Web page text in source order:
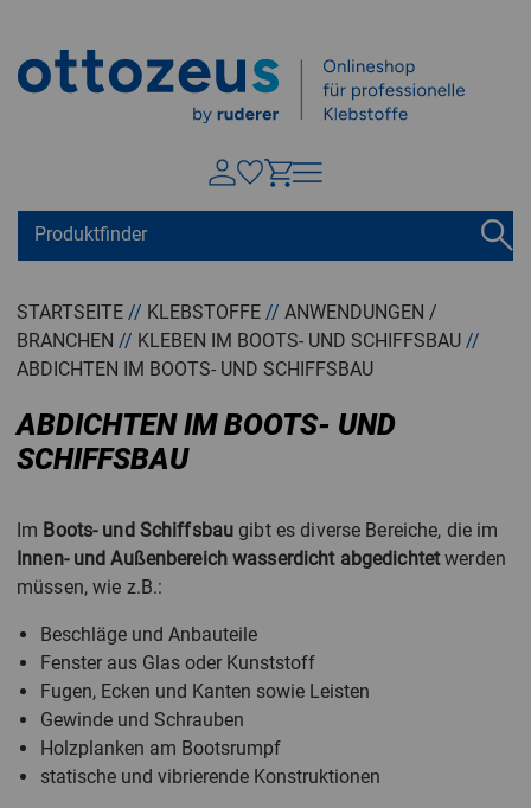
Springen zu
Tastaturkurzbefehle
Konto Shift + ALt + A
STARTSEITE // KLEBSTOFFE // ANWENDUNGEN /
BRANCHEN // KLEBEN IM BOOTS- UND SCHIFFSBAU //
ABDICHTEN IM BOOTS- UND SCHIFFSBAU
ABDICHTEN IM BOOTS- UND
SCHIFFSBAU
Im Boots- und Schiffsbau gibt es diverse Bereiche, die im
Innen- und Außenbereich wasserdicht abgedichtetwerden
müssen, wie z.B.:
Beschläge und Anbauteile
Fenster aus Glas oder Kunststoff
Fugen, Ecken und Kanten sowie Leisten
Gewinde und Schrauben
Holzplanken am Bootsrumpf
statische und vibrierende Konstruktionen